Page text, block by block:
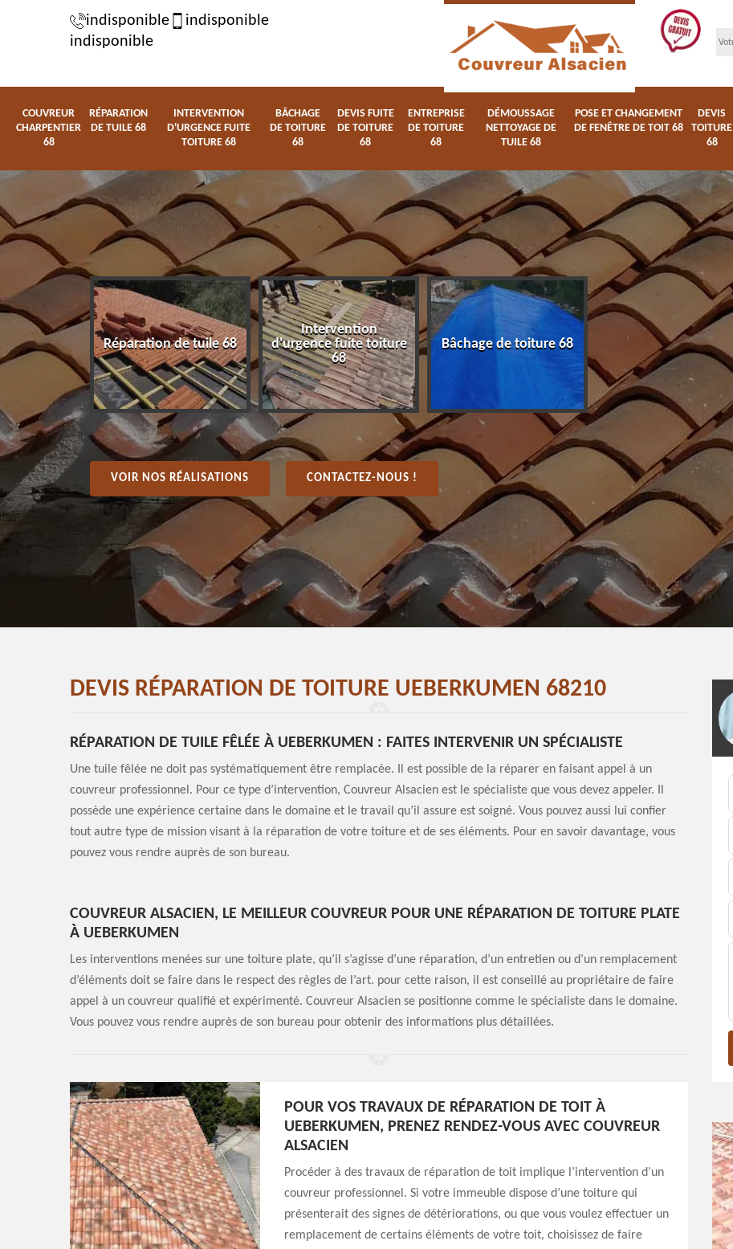
indisponible
indisponible
indisponible
COUVREUR
CHARPENTIER
68
RÉPARATION
DE TUILE 68
INTERVENTION
D'URGENCE FUITE
TOITURE 68
BÂCHAGE
DE TOITURE
68
DEVIS FUITE
DE TOITURE
68
ENTREPRISE
DE TOITURE
68
DÉMOUSSAGE
NETTOYAGE DE
TUILE 68
POSE ET CHANGEMENT
DE FENÊTRE DE TOIT 68
DEVIS
TOITURE
68
Réparation de tuile 68
Intervention
d'urgence fuite toiture
68
Bâchage de toiture 68
Devis fuite de toiture
68
VOIR NOS RÉALISATIONS CONTACTEZ-NOUS !
DEVIS RÉPARATION DE TOITURE UEBERKUMEN 68210
RÉPARATION DE TUILE FÊLÉE À UEBERKUMEN : FAITES INTERVENIR UN SPÉCIALISTE
Une tuile fêlée ne doit pas systématiquement être remplacée. Il est possible de la réparer en faisant appel à un
couvreur professionnel. Pour ce type d’intervention, Couvreur Alsacien est le spécialiste que vous devez appeler. Il
possède une expérience certaine dans le domaine et le travail qu’il assure est soigné. Vous pouvez aussi lui confier
tout autre type de mission visant à la réparation de votre toiture et de ses éléments. Pour en savoir davantage, vous
pouvez vous rendre auprès de son bureau.
COUVREUR ALSACIEN, LE MEILLEUR COUVREUR POUR UNE RÉPARATION DE TOITURE PLATE
À UEBERKUMEN
Les interventions menées sur une toiture plate, qu’il s’agisse d’une réparation, d’un entretien ou d’un remplacement
d’éléments doit se faire dans le respect des règles de l’art. pour cette raison, il est conseillé au propriétaire de faire
appel à un couvreur qualifié et expérimenté. Couvreur Alsacien se positionne comme le spécialiste dans le domaine.
Vous pouvez vous rendre auprès de son bureau pour obtenir des informations plus détaillées.
POUR VOS TRAVAUX DE RÉPARATION DE TOIT À
UEBERKUMEN, PRENEZ RENDEZ-VOUS AVEC COUVREUR
ALSACIEN
Procéder à des travaux de réparation de toit implique l’intervention d’un
couvreur professionnel. Si votre immeuble dispose d’une toiture qui
présenterait des signes de détériorations, ou que vous voulez effectuer un
remplacement de certains éléments de votre toit, choisissez de faire